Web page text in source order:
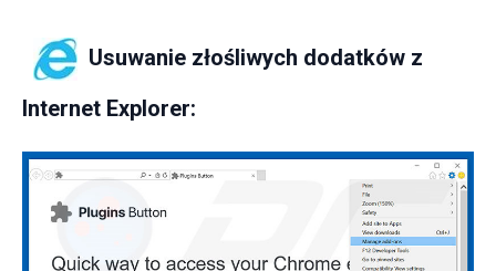
Usuwanie złośliwych dodatków z
Internet Explorer: